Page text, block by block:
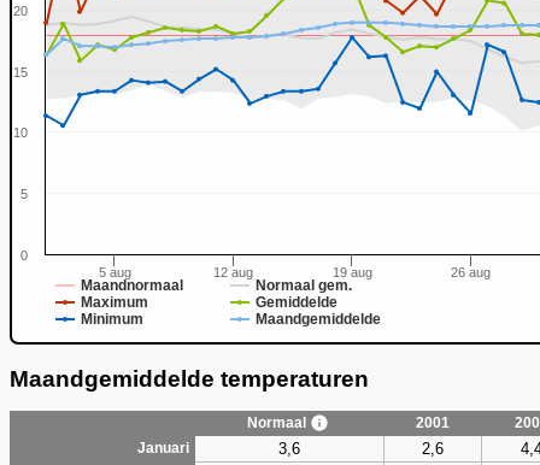
Maandnormaal
Normaal gem.
Maximum
Gemiddelde
Minimum
Maandgemiddelde
5 aug 12 aug 19 aug 26 aug
0
5
10
15
20
Maandgemiddelde temperaturen
Normaal 2001
Januari
3,6 2,6